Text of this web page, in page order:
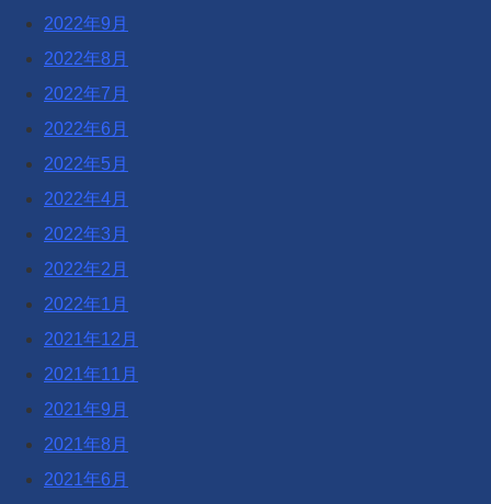
2022年9月
2022年8月
2022年7月
2022年6月
2022年5月
2022年4月
2022年3月
2022年2月
2022年1月
2021年12月
2021年11月
2021年9月
2021年8月
2021年6月